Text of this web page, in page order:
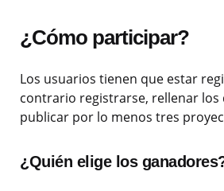
¿Cómo participar?
Los usuarios tienen que estar
contrario registrarse, rellenar los
publicar por lo menos tres
¿Quién elige los